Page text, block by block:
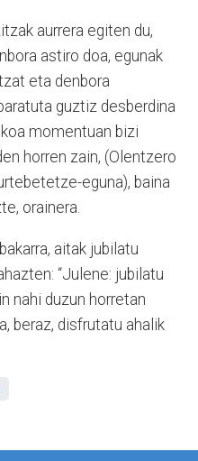
aurrera egiten du,
astiro doa, egunak
eta denbora
guztiz desberdina
momentuan bizi
horren zain, (Olentzero
eguna), baina
orainera.
aitak jubilatu
“Julene: jubilatu
nahi duzun horretan
beraz, disfrutatu ahalik